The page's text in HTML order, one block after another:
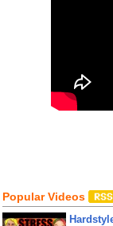
Popular Videos